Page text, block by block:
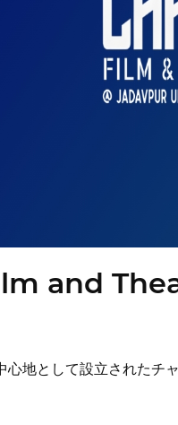
and
心地として設立されたチ